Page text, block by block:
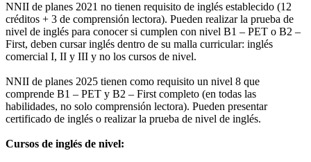
NNII de planes 2021 no tienen requisito de inglés establecido (12
créditos + 3 de comprensión lectora). Pueden realizar la prueba de
nivel de inglés para conocer si cumplen con nivel B1 – PET o B2 –
First, deben cursar inglés dentro de su malla curricular: inglés
comercial I, II y III y no los cursos de nivel.
NNII de planes 2025 tienen como requisito un nivel 8 que
comprende B1 – PET y B2 – First completo (en todas las
habilidades, no solo comprensión lectora). Pueden presentar
certificado de inglés o realizar la prueba de nivel de inglés.
Cursos de inglés de nivel: